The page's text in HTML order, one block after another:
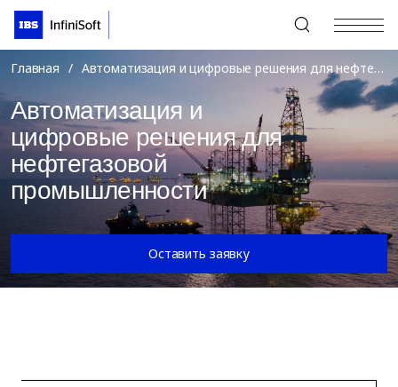
+7 (495) 967-80-80
Главная / Автоматизация и цифровые решения для нефтегазовой промышленности
Автоматизация и
цифровые решения для
нефтегазовой
промышленности
Оставить заявку